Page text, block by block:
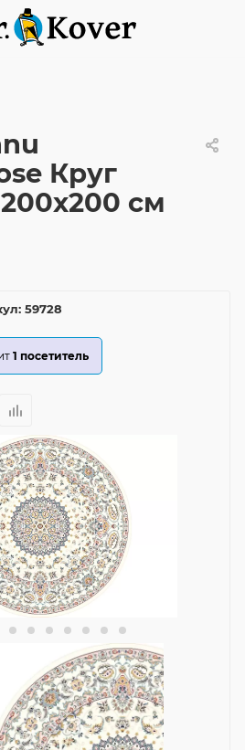
Круг
200x200 см
59728
1 посетитель